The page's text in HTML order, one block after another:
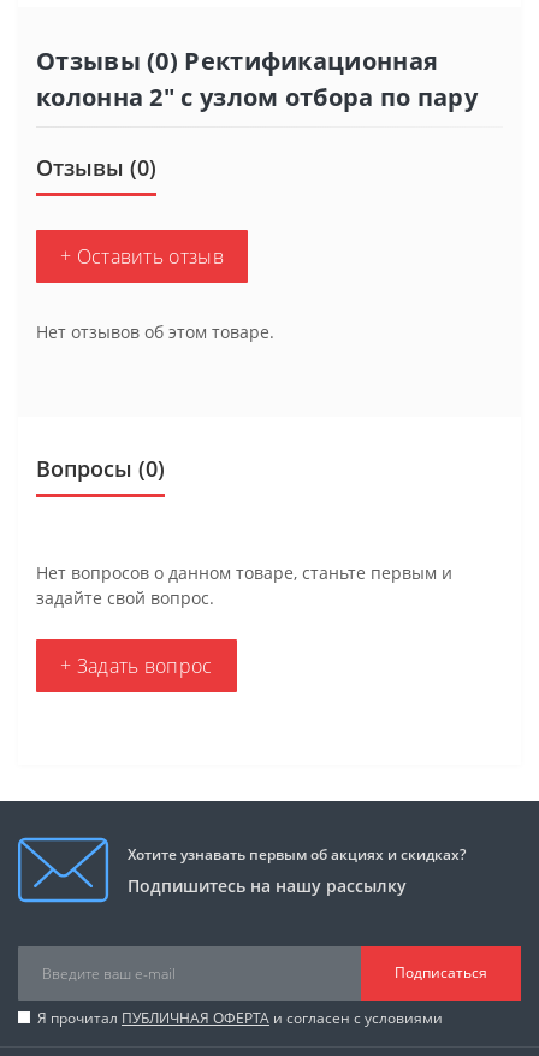
Отзывы (0) Ректификационная
колонна 2" с узлом отбора по пару
Отзывы (0)
+ Оставить отзыв
Нет отзывов об этом товаре.
Вопросы (0)
Нет вопросов о данном товаре, станьте первым и
задайте свой вопрос.
+ Задать вопрос
Хотите узнавать первым об акциях и скидках?
Подпишитесь на нашу рассылку
Подписаться
Я прочитал ПУБЛИЧНАЯ ОФЕРТА и согласен с условиями